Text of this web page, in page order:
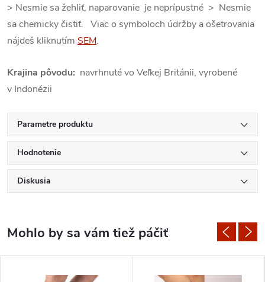
> Nesmie sa žehliť, naparovanie je neprípustné > Nesmie
sa chemicky čistiť. Viac o symboloch údržby a ošetrovania
nájdeš kliknutím SEM.
Krajina pôvodu: navrhnuté vo Veľkej Británii, vyrobené
v Indonézii
Parametre produktu
Hodnotenie
Diskusia